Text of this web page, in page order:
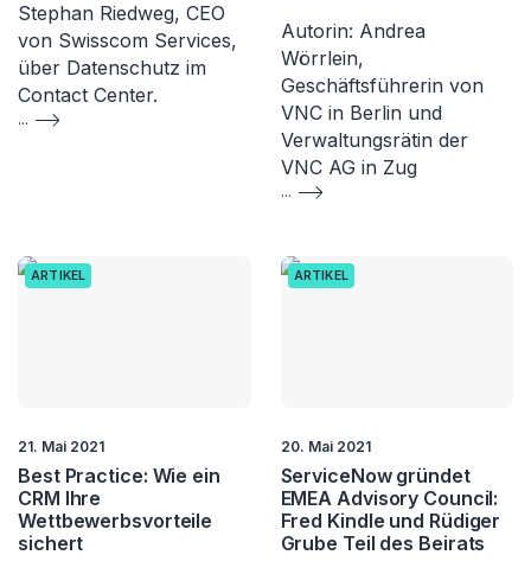
Stephan Riedweg, CEO
von Swisscom Services,
über Datenschutz im
Contact Center.
...
Autorin: Andrea
Wörrlein,
Geschäftsführerin von
VNC in Berlin und
Verwaltungsrätin der
VNC AG in Zug
...
ARTIKEL
21. Mai 2021
Best Practice: Wie ein
CRM Ihre
Wettbewerbsvorteile
sichert
ARTIKEL
20. Mai 2021
ServiceNow gründet
EMEA Advisory Council:
Fred Kindle und Rüdiger
Grube Teil des Beirats